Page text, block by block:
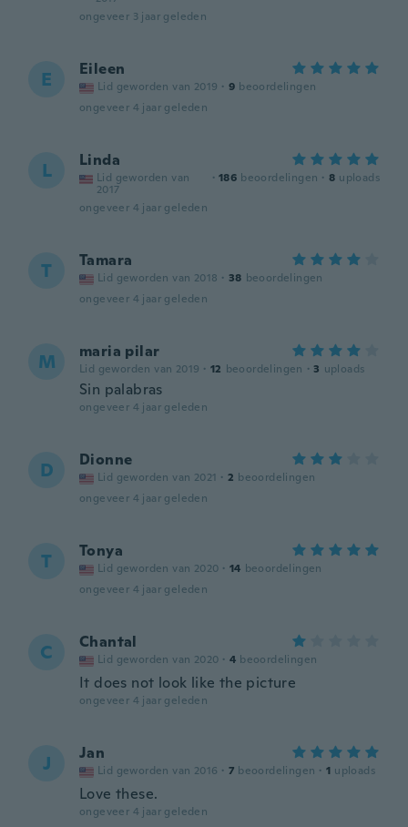
ongeveer 3 jaar geleden
E Eileen
Lid geworden van 2019 · 9 beoordelingen
ongeveer 4 jaar geleden
L Linda
Lid geworden van
2017
· 186 beoordelingen · 8 uploads
ongeveer 4 jaar geleden
T Tamara
Lid geworden van 2018 · 38 beoordelingen
ongeveer 4 jaar geleden
M maria pilar
Lid geworden van 2019 · 12 beoordelingen · 3 uploads
Sin palabras
ongeveer 4 jaar geleden
D Dionne
Lid geworden van 2021 · 2 beoordelingen
ongeveer 4 jaar geleden
T Tonya
Lid geworden van 2020 · 14 beoordelingen
ongeveer 4 jaar geleden
C Chantal
Lid geworden van 2020 · 4 beoordelingen
It does not look like the picture
ongeveer 4 jaar geleden
J Jan
Lid geworden van 2016 · 7 beoordelingen · 1 uploads
Love these.
ongeveer 4 jaar geleden